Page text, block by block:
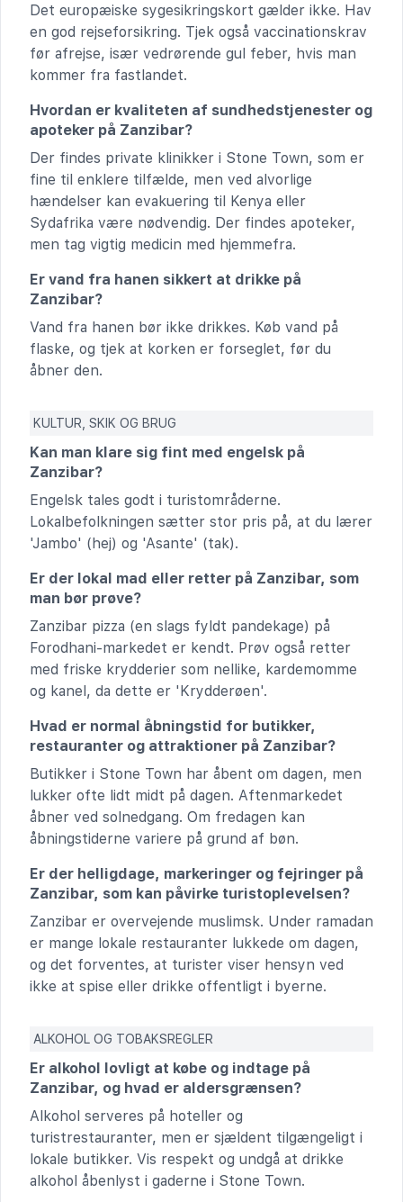
Det europæiske sygesikringskort gælder ikke. Hav
en god rejseforsikring. Tjek også vaccinationskrav
før afrejse, især vedrørende gul feber, hvis man
kommer fra fastlandet.
Hvordan er kvaliteten af sundhedstjenester og
apoteker på Zanzibar?
Der findes private klinikker i Stone Town, som er
fine til enklere tilfælde, men ved alvorlige
hændelser kan evakuering til Kenya eller
Sydafrika være nødvendig. Der findes apoteker,
men tag vigtig medicin med hjemmefra.
Er vand fra hanen sikkert at drikke på
Zanzibar?
Vand fra hanen bør ikke drikkes. Køb vand på
flaske, og tjek at korken er forseglet, før du
åbner den.
KULTUR, SKIK OG BRUG
Kan man klare sig fint med engelsk på
Zanzibar?
Engelsk tales godt i turistområderne.
Lokalbefolkningen sætter stor pris på, at du lærer
'Jambo' (hej) og 'Asante' (tak).
Er der lokal mad eller retter på Zanzibar, som
man bør prøve?
Zanzibar pizza (en slags fyldt pandekage) på
Forodhani-markedet er kendt. Prøv også retter
med friske krydderier som nellike, kardemomme
og kanel, da dette er 'Krydderøen'.
Hvad er normal åbningstid for butikker,
restauranter og attraktioner på Zanzibar?
Butikker i Stone Town har åbent om dagen, men
lukker ofte lidt midt på dagen. Aftenmarkedet
åbner ved solnedgang. Om fredagen kan
åbningstiderne variere på grund af bøn.
Er der helligdage, markeringer og fejringer på
Zanzibar, som kan påvirke turistoplevelsen?
Zanzibar er overvejende muslimsk. Under ramadan
er mange lokale restauranter lukkede om dagen,
og det forventes, at turister viser hensyn ved
ikke at spise eller drikke offentligt i byerne.
ALKOHOL OG TOBAKSREGLER
Er alkohol lovligt at købe og indtage på
Zanzibar, og hvad er aldersgrænsen?
Alkohol serveres på hoteller og
turistrestauranter, men er sjældent tilgængeligt i
lokale butikker. Vis respekt og undgå at drikke
alkohol åbenlyst i gaderne i Stone Town.